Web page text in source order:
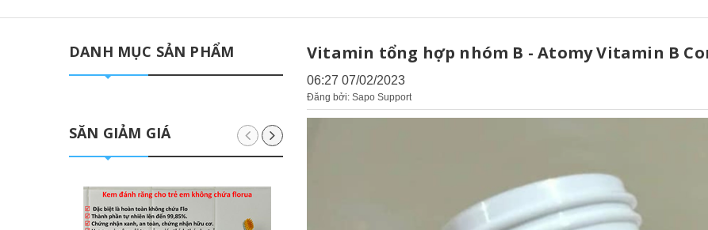
Vitamin tổng hợp nhóm B - Atomy Vitamin B
06:27 07/02/2023
Đăng bởi: Sapo Support
DANH MỤC SẢN PHẨM
SĂN GIẢM GIÁ